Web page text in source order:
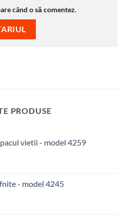
când o să comentez.
PRODUSE
vietii - model 4259
- model 4245